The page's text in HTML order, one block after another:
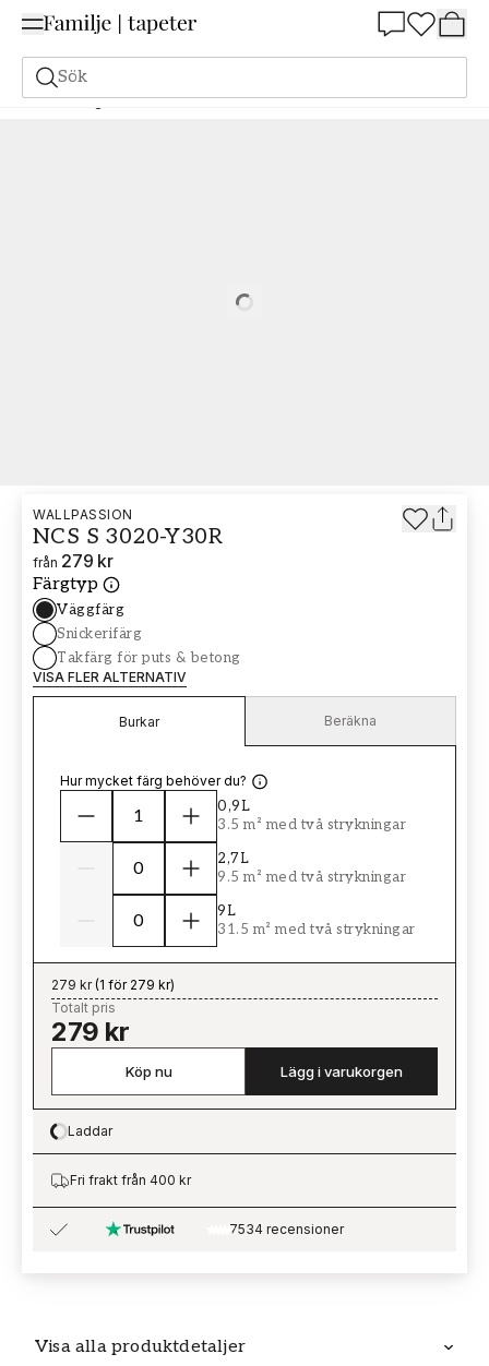
Sök
Målarfärg Beställ utifrån NCS Beställ utifrån NCS 3020-Y30R
Visa alla produktdetaljer
WALLPASSION
NCS S 3020-Y30R
från 279 kr
Färgtyp
Väggfärg
Snickerifärg
Takfärg för puts & betong
VISA FLER ALTERNATIV
Burkar Beräkna
Hur mycket färg behöver du?
0,9L
3.5 m² med två strykningar
2,7L
9.5 m² med två strykningar
9L
31.5 m² med två strykningar
279 kr(1 för 279 kr)
Totalt pris
279 kr
Köp nu Lägg i varukorgen
Loading…
Laddar
Fri frakt från 400 kr
7534 recensioner